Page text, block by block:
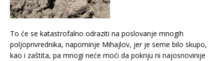
To će se katastrofalno odraziti na poslovanje mnogih
poljoprivrednika, napominje Mihajlov, jer je seme bilo skupo,
kao i zaštita, pa mnogi neće moći da pokriju ni najosnovinije